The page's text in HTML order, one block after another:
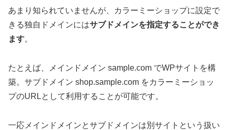
あまり知られていませんが、カラーミーショップに設定で
きる独自ドメインにはサブドメインを指定することができ
ます。
たとえば、メインドメイン sample.com でWPサイトを構
築。サブドメイン shop.sample.com をカラーミーショッ
プのURLとして利用することが可能です。
一応メインドメインとサブドメインは別サイトという扱い